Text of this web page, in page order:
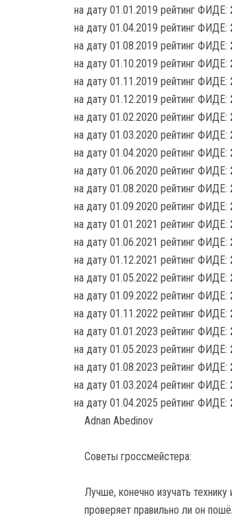
на дату 01.01.2019 рейтинг ФИДЕ:
на дату 01.04.2019 рейтинг ФИДЕ:
на дату 01.08.2019 рейтинг ФИДЕ:
на дату 01.10.2019 рейтинг ФИДЕ:
на дату 01.11.2019 рейтинг ФИДЕ:
на дату 01.12.2019 рейтинг ФИДЕ:
на дату 01.02.2020 рейтинг ФИДЕ:
на дату 01.03.2020 рейтинг ФИДЕ:
на дату 01.04.2020 рейтинг ФИДЕ:
на дату 01.06.2020 рейтинг ФИДЕ:
на дату 01.08.2020 рейтинг ФИДЕ:
на дату 01.09.2020 рейтинг ФИДЕ:
на дату 01.01.2021 рейтинг ФИДЕ:
на дату 01.06.2021 рейтинг ФИДЕ:
на дату 01.12.2021 рейтинг ФИДЕ:
на дату 01.05.2022 рейтинг ФИДЕ:
на дату 01.09.2022 рейтинг ФИДЕ:
на дату 01.11.2022 рейтинг ФИДЕ:
на дату 01.01.2023 рейтинг ФИДЕ:
на дату 01.05.2023 рейтинг ФИДЕ:
на дату 01.08.2023 рейтинг ФИДЕ:
на дату 01.03.2024 рейтинг ФИДЕ:
на дату 01.04.2025 рейтинг ФИДЕ:
Adnan Abedinov
Советы гроссмейстера:
Лучше, конечно изучать
проверяет правильно ли он